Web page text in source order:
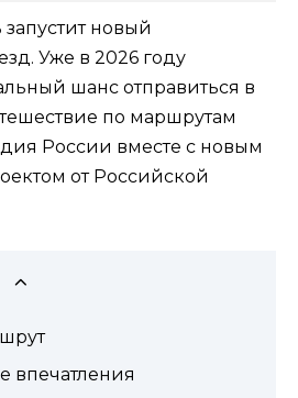
новый
Уже в 2026 году
шанс отправиться в
по маршрутам
России вместе с новым
от Российской
впечатления